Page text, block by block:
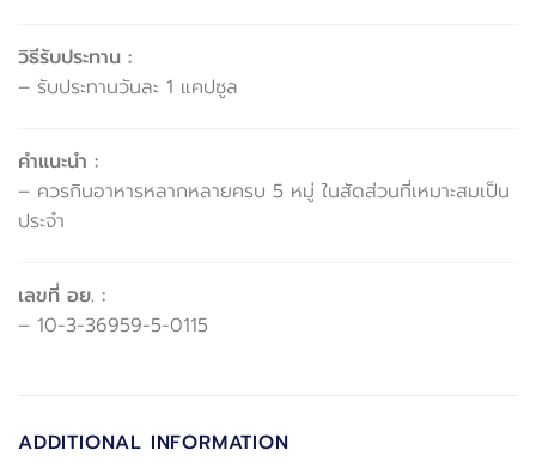
วิธีรับประทาน :
– รับประทานวันละ 1 แคปซูล
คำแนะนำ :
– ควรกินอาหารหลากหลายครบ 5 หมู่ ในสัดส่วนที่เหมาะสมเป็น
ประจำ
เลขที่ อย. :
– 10-3-36959-5-0115
ADDITIONAL INFORMATION